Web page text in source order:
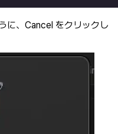
に、Cancel をクリックし